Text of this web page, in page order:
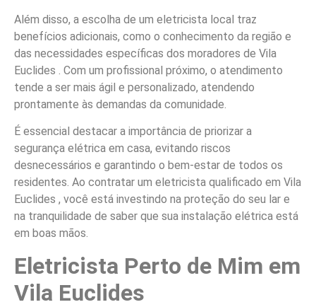
Além disso, a escolha de um eletricista local traz
benefícios adicionais, como o conhecimento da região e
das necessidades específicas dos moradores de Vila
Euclides . Com um profissional próximo, o atendimento
tende a ser mais ágil e personalizado, atendendo
prontamente às demandas da comunidade.
É essencial destacar a importância de priorizar a
segurança elétrica em casa, evitando riscos
desnecessários e garantindo o bem-estar de todos os
residentes. Ao contratar um eletricista qualificado em Vila
Euclides , você está investindo na proteção do seu lar e
na tranquilidade de saber que sua instalação elétrica está
em boas mãos.
Eletricista Perto de Mim em
Vila Euclides